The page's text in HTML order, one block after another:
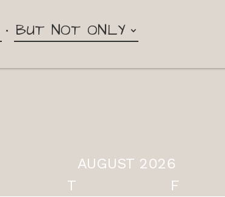
BUT NOT ONLY
AUGUST 2026
T F